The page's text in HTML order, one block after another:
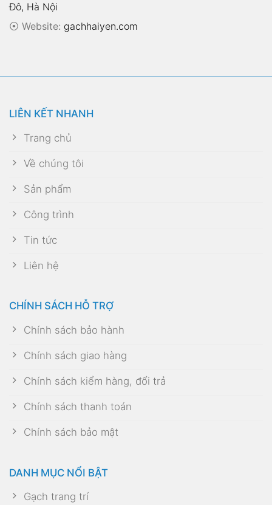
Đô, Hà Nội
⦿ Website: gachhaiyen.com
LIÊN KẾT NHANH
Trang chủ
Về chúng tôi
Sản phẩm
Công trình
Tin tức
Liên hệ
CHÍNH SÁCH HỖ TRỢ
Chính sách bảo hành
Chính sách giao hàng
Chính sách kiểm hàng, đổi trả
Chính sách thanh toán
Chính sách bảo mật
DANH MỤC NỔI BẬT
Gạch trang trí